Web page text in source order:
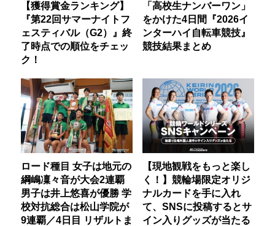
【獲得賞金ランキング】
『第22回サマーナイトフ
ェスティバル（G2）』終
了時点での順位をチェッ
ク！
「高校生ナンバーワン」
をかけた4日間『2026イ
ンターハイ自転車競技』
競技結果まとめ
ロード種目 女子は地元の
綱嶋凜々音が大会2連覇
男子は井上悠喜が優勝 学
校対抗総合は松山学院が
9連覇／4日目 リザルトま
【現地観戦をもっと楽し
く！】競輪場限定オリジ
ナルカードを手に入れ
て、SNSに投稿するとサ
イン入りグッズが当たる